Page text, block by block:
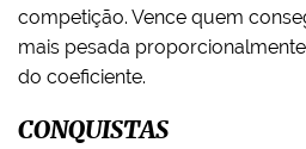
competição. Vence quem
mais pesada
do coeficiente.
CONQUISTAS